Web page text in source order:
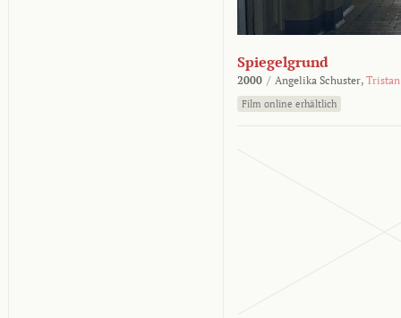
Spiegelgrund
2000 / Angelika Schuster,
Film online erhältlich